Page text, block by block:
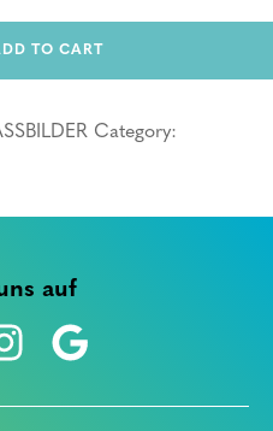
TO CART
Category:
auf